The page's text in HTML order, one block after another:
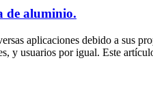
de aluminio.
aplicaciones debido a sus
y usuarios por igual. Este